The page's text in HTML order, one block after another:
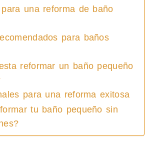
una reforma de baño
para baños
reformar un baño pequeño
para una reforma exitosa
tu baño pequeño sin